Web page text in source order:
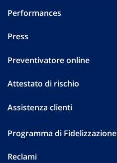
Performances
Press
Preventivatore online
Attestato di rischio
Assistenza clienti
Programma di Fidelizzazione
Reclami